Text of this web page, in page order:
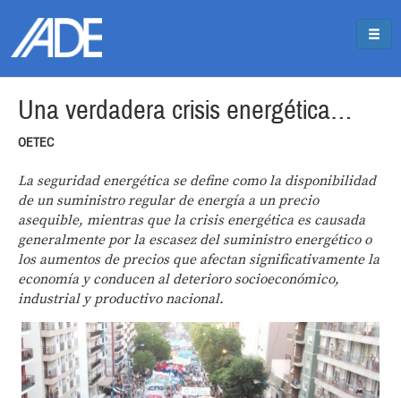
Una verdadera crisis energética…
OETEC
La seguridad energética se define como la disponibilidad
de un suministro regular de energía a un precio
asequible, mientras que la crisis energética es causada
generalmente por la escasez del suministro energético o
los aumentos de precios que afectan significativamente la
economía y conducen al deterioro socioeconómico,
industrial y productivo nacional.